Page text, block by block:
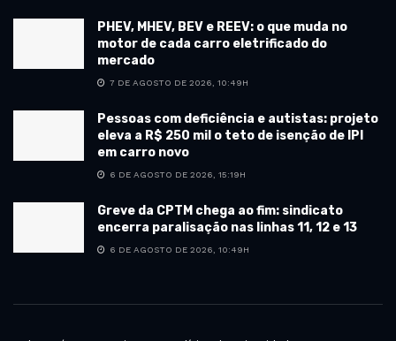
PHEV, MHEV, BEV e REEV: o que muda no
motor de cada carro eletrificado do
mercado
7 DE AGOSTO DE 2026, 10:49H
Pessoas com deficiência e autistas: projeto
eleva a R$ 250 mil o teto de isenção de IPI
em carro novo
6 DE AGOSTO DE 2026, 15:19H
Greve da CPTM chega ao fim: sindicato
encerra paralisação nas linhas 11, 12 e 13
6 DE AGOSTO DE 2026, 10:49H